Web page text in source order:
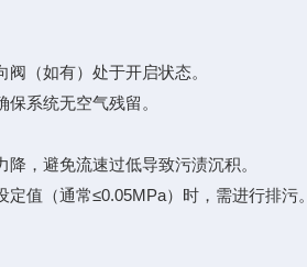
（如有）处于开启状态。
系统无空气残留。
，避免流速过低导致污渍沉积。
（通常≤0.05MPa）时，需进行排污。